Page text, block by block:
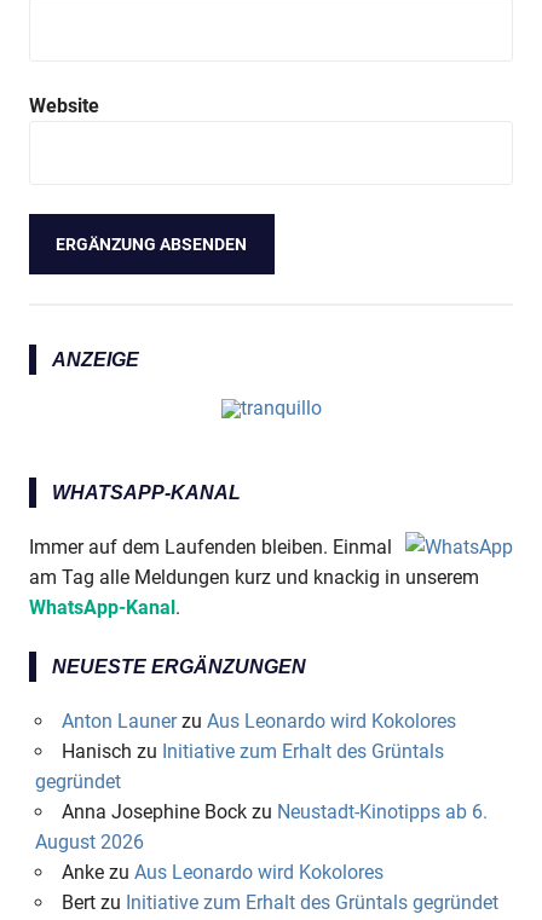
Website
ANZEIGE
WHATSAPP-KANAL
Immer auf dem Laufenden bleiben. Einmal
am Tag alle Meldungen kurz und knackig in unserem
WhatsApp-Kanal.
NEUESTE ERGÄNZUNGEN
Anton Launerzu Aus Leonardo wird Kokolores
Hanisch zu Initiative zum Erhalt des Grüntals
gegründet
Anna Josephine Bockzu Neustadt-Kinotipps ab 6.
August 2026
Ankezu Aus Leonardo wird Kokolores
Bertzu Initiative zum Erhalt des Grüntals gegründet